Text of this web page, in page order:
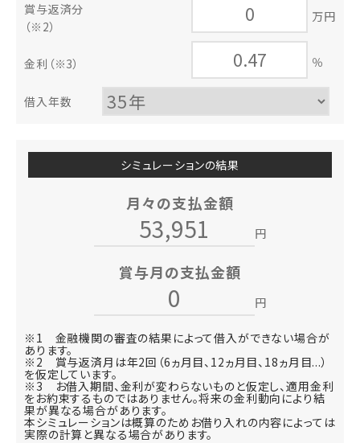
賞与返済分
（※2）
万円
金利 （※3） ％
借入年数
シミュレーションの結果
月々の支払金額
円
賞与月の支払金額
円
※1 金融機関の審査の結果によって借入ができない場合が
あります。
※2 賞与返済月は年2回（6ヵ月目、12ヵ月目、18ヵ月目...）
を仮定しています。
※3 お借入期間、金利が変わらないものと仮定し、適用金利
をお約束するものではありません。将来の金利動向により結
果が異なる場合があります。
本シミュレーションは概算のためお借り入れの内容によっては
実際の計算と異なる場合があります。